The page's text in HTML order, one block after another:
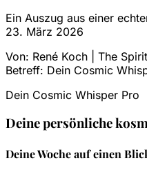
Ein Auszug aus einer
23. März 2026
Von: René Koch | The
Betreff: Dein Cosmic
Dein Cosmic Whisper Pro
Deine persönliche
Deine Woche auf einen